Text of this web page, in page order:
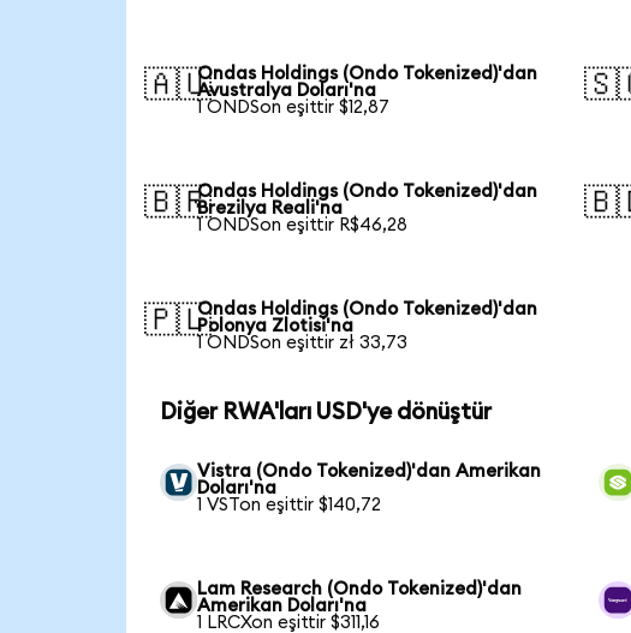
🇦🇺Ondas Holdings (Ondo Tokenized)'dan
Avustralya Doları'na
1 ONDSon eşittir $12,87
🇧🇷Ondas Holdings (Ondo Tokenized)'dan
Brezilya Reali'na
1 ONDSon eşittir R$46,28
🇵🇱Ondas Holdings (Ondo Tokenized)'dan
Polonya Zlotisi'na
1 ONDSon eşittir zł 33,73
Diğer RWA'ları USD'ye dönüştür
Vistra (Ondo Tokenized)'dan Amerikan
Doları'na
1 VSTon eşittir $140,72
Lam Research (Ondo Tokenized)'dan
Amerikan Doları'na
1 LRCXon eşittir $311,16